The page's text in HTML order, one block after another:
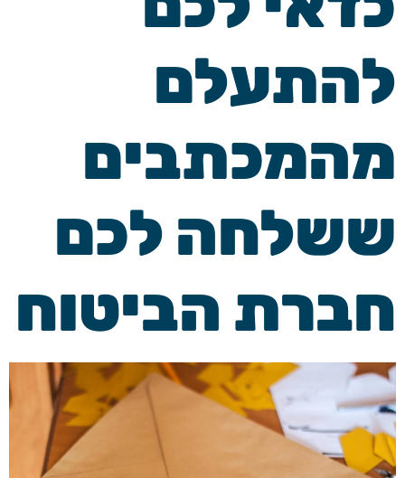
להתעלם
מהמכתבים
ששלחה לכם
חברת הביטוח